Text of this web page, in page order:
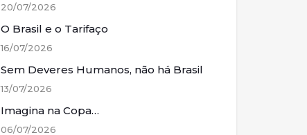
20/07/2026
O Brasil e o Tarifaço
16/07/2026
Sem Deveres Humanos, não há Brasil
13/07/2026
Imagina na Copa…
06/07/2026